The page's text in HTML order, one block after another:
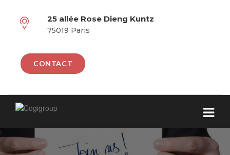
25 allée Rose Dieng Kuntz
75019 Paris
CONTACT